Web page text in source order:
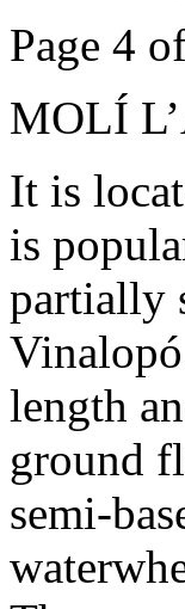
Page 4
MOLÍ
It is
is
partially
length
ground
semi-